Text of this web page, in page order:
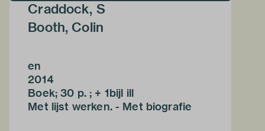
Craddock, S
Booth, Colin
en
2014
Boek; 30 p. ; + 1bijl ill
Met lijst werken. - Met biografie